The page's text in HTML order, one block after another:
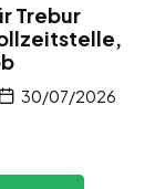
Trebur
30/07/2026